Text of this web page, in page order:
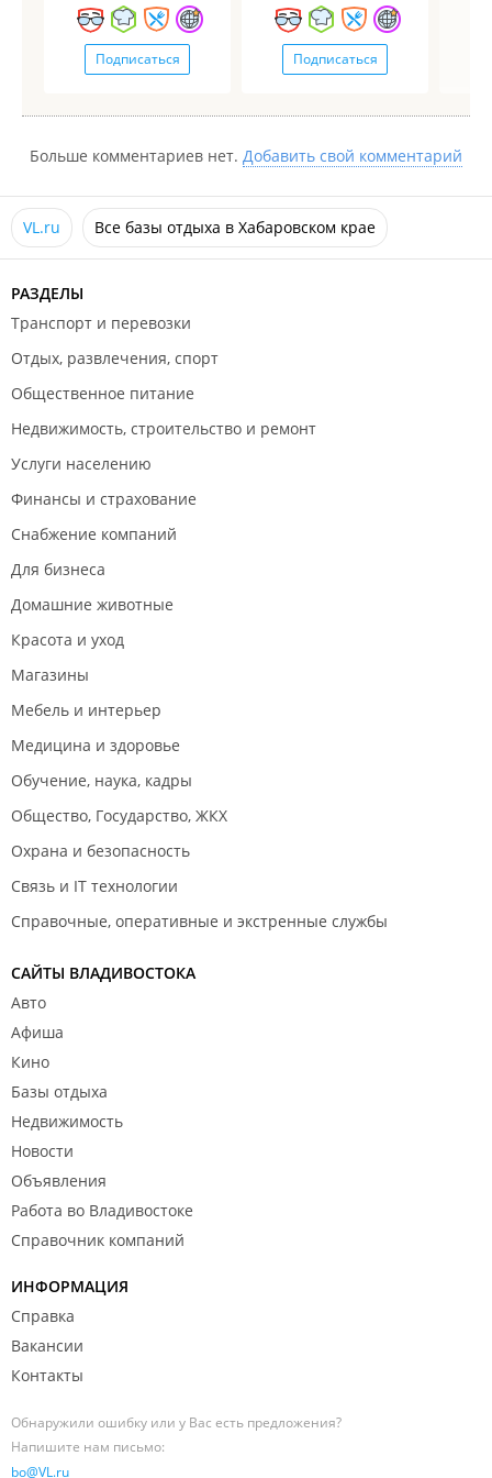
Подписаться Подписаться
Больше комментариев нет. Добавить свой комментарий
VL.ru Все базы отдыха в Хабаровском крае
РАЗДЕЛЫ
Транспорт и перевозки
Отдых, развлечения, спорт
Общественное питание
Недвижимость, строительство и ремонт
Услуги населению
Финансы и страхование
Снабжение компаний
Для бизнеса
Домашние животные
Красота и уход
Магазины
Мебель и интерьер
Медицина и здоровье
Обучение, наука, кадры
Общество, Государство, ЖКХ
Охрана и безопасность
Связь и IT технологии
Справочные, оперативные и экстренные службы
САЙТЫ ВЛАДИВОСТОКА
Авто
Афиша
Кино
Базы отдыха
Недвижимость
Новости
Объявления
Работа во Владивостоке
Справочник компаний
ИНФОРМАЦИЯ
Справка
Вакансии
Контакты
Обнаружили ошибку или у Вас есть предложения?
Напишите нам письмо:
bo@VL.ru